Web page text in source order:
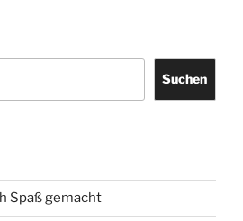
Suchen
Spaß gemacht